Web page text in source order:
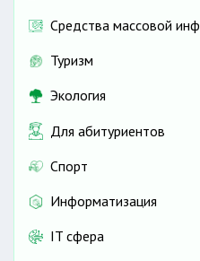
Средства массовой
Туризм
Экология
Для абитуриентов
Спорт
Информатизация
IT сфера